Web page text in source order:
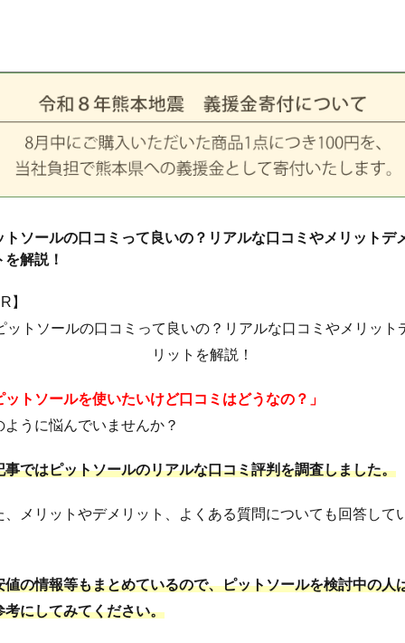
トソールの口コミって良いの？リアルな口コミやメリットデ
を解説！
】
ットソールを使いたいけど口コミはどうなの？」
ように悩んでいませんか？
事ではピットソールのリアルな口コミ評判を調査しました。
、メリットやデメリット、よくある質問についても回答して
値の情報等もまとめているので、ピットソールを検討中の人
考にしてみてください。